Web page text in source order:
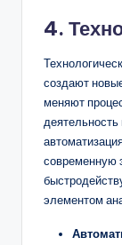
4.
создают
меняют
современную
элементом